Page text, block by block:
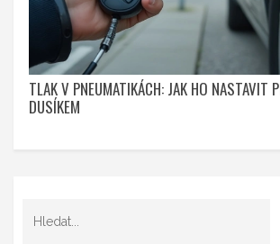
TLAK V PNEUMATIKÁCH: JAK HO NASTAVIT
DUSÍKEM